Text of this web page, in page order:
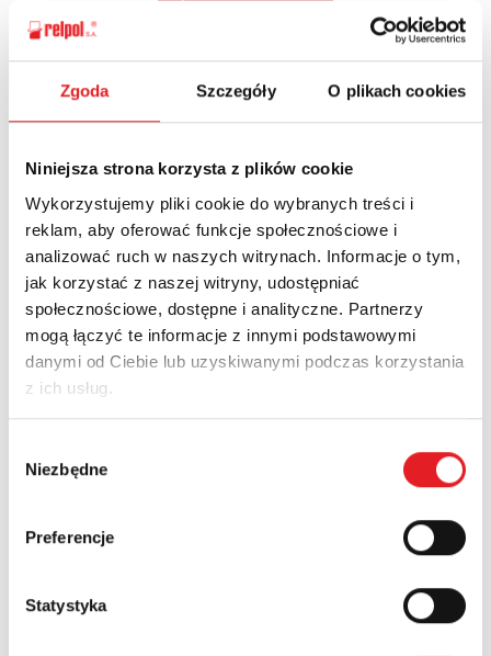
Zgoda Szczegóły O plikach cookies
Niniejsza strona korzysta z plików cookie
Wykorzystujemy pliki cookie do wybranych treści i
reklam, aby oferować funkcje społecznościowe i
analizować ruch w naszych witrynach. Informacje o tym,
jak korzystać z naszej witryny, udostępniać
społecznościowe, dostępne i analityczne. Partnerzy
mogą łączyć te informacje z innymi podstawowymi
danymi od Ciebie lub uzyskiwanymi podczas korzystania
z ich usług.
zgody
Niezbędne
Preferencje
Statystyka
Ask for the details of the offer
Name: *
Email: *
Company:
Contents: *